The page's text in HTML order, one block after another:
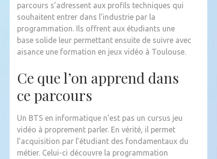
parcours s’adressent aux profils techniques qui
souhaitent entrer dans l’industrie par la
programmation. Ils offrent aux étudiants une
base solide leur permettant ensuite de suivre avec
aisance une formation en jeux vidéo à Toulouse.
Ce que l’on apprend dans
ce parcours
Un BTS en informatique n’est pas un cursus jeu
vidéo à proprement parler. En vérité, il permet
l’acquisition par l’étudiant des fondamentaux du
métier. Celui-ci découvre la programmation